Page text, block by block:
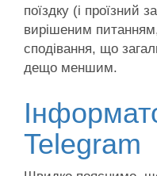
поїздку (і проїзний
вирішеним
сподівання, що
дещо меншим.
Telegram